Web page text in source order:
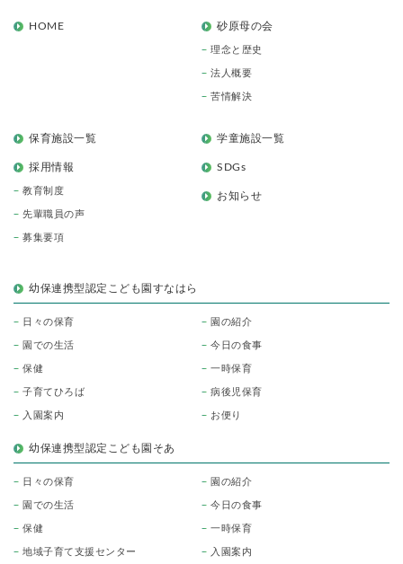
HOME 砂原母の会
理念と歴史
法人概要
苦情解決
保育施設一覧 学童施設一覧
採用情報
教育制度
先輩職員の声
募集要項
SDGs
お知らせ
幼保連携型認定こども園すなはら
日々の保育 園の紹介
園での生活 今日の食事
保健 一時保育
子育てひろば 病後児保育
入園案内 お便り
幼保連携型認定こども園そあ
日々の保育 園の紹介
園での生活 今日の食事
保健 一時保育
地域子育て支援センター 入園案内